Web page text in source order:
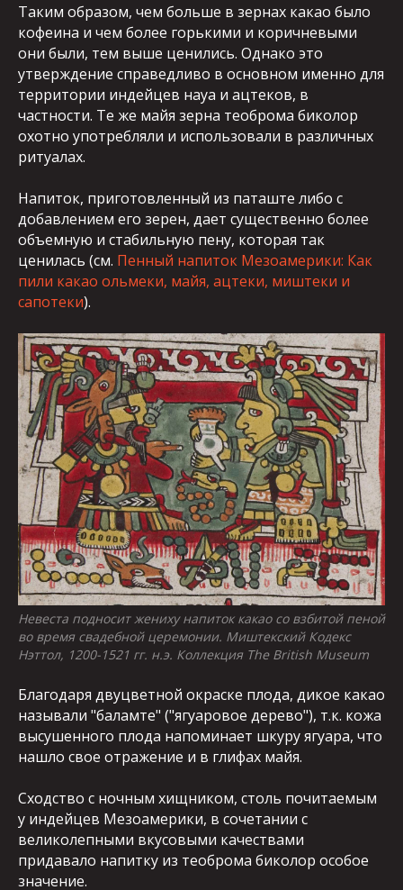
Таким образом, чем больше в зернах какао было
кофеина и чем более горькими и коричневыми
они были, тем выше ценились. Однако это
утверждение справедливо в основном именно для
территории индейцев науа и ацтеков, в
частности. Те же майя зерна теоброма биколор
охотно употребляли и использовали в различных
ритуалах.
Напиток, приготовленный из паташте либо с
добавлением его зерен, дает существенно более
объемную и стабильную пену, которая так
ценилась (см. Пенный напиток Мезоамерики: Как
пили какао ольмеки, майя, ацтеки, миштеки и
сапотеки).
Невеста подносит жениху напиток какао со взбитой пеной
во время свадебной церемонии. Миштекский Кодекс
Нэттол, 1200-1521 гг. н.э. Коллекция The British Museum
Благодаря двуцветной окраске плода, дикое какао
называли "баламте" ("ягуаровое дерево"), т.к. кожа
высушенного плода напоминает шкуру ягуара, что
нашло свое отражение и в глифах майя.
Сходство с ночным хищником, столь почитаемым
у индейцев Мезоамерики, в сочетании с
великолепными вкусовыми качествами
придавало напитку из теоброма биколор особое
значение.